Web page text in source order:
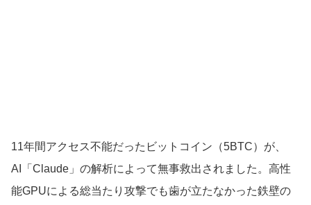
11年間アクセス不能だったビットコイン（5BTC）が、
AI「Claude」の解析によって無事救出されました。高性
能GPUによる総当たり攻撃でも歯が立たなかった鉄壁の